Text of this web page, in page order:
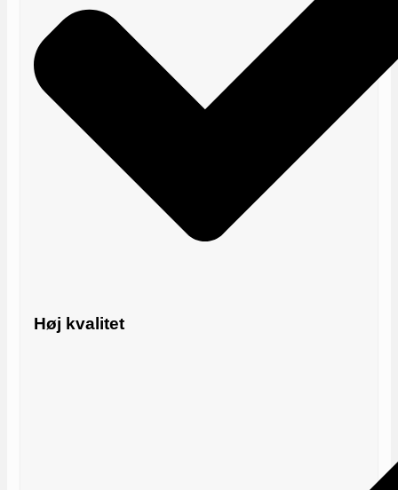
Høj kvalitet